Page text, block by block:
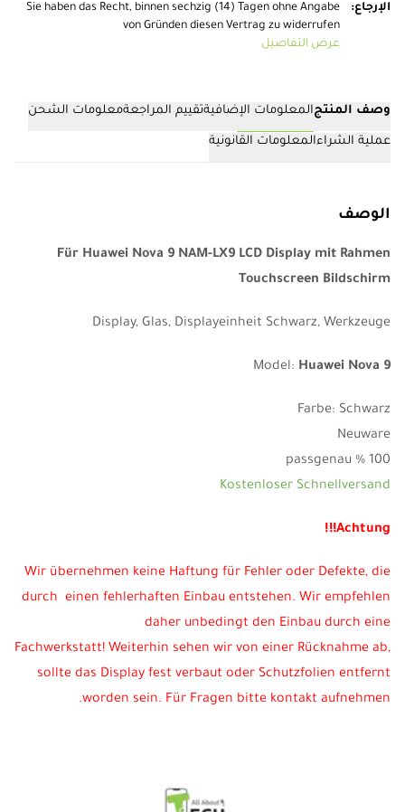
الإرجاع:
Sie haben das Recht, binnen sechzig (14) Tagen ohne Angabe
von Gründen diesen Vertrag zu widerrufen
عرض التفاصيل
وصف المنتجالمعلومات الإضافيةتقييم المراجعةمعلومات الشحن
عملية الشراءالمعلومات القانونية
الوصف
Für Huawei Nova 9 NAM-LX9 LCD Display mit Rahmen
Touchscreen Bildschirm
Display, Glas, Displayeinheit Schwarz, Werkzeuge
Model: Huawei Nova 9
Farbe: Schwarz
Neuware
100 % passgenau
Kostenloser Schnellversand
Achtung!!!
Wir übernehmen keine Haftung für Fehler oder Defekte, die
durch einen fehlerhaften Einbau entstehen. Wir empfehlen
daher unbedingt den Einbau durch eine
Fachwerkstatt! Weiterhin sehen wir von einer Rücknahme ab,
sollte das Display fest verbaut oder Schutzfolien entfernt
worden sein. Für Fragen bitte kontakt aufnehmen.